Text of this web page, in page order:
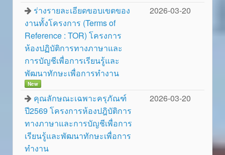
ร่างรายละเอียดขอบเขตของ
งานทั้งโครงการ (Terms of
Reference : TOR) โครงการ
ห้องปฏิบัติการทางภาษาและ
การบัญชีเพื่อการเรียนรู้และ
พัฒนาทักษะเพื่อการทำงาน
New
2026-03-20
คุณลักษณะเฉพาะครุภัณฑ์
ปี2569 โครงการห้องปฎิบัติการ
ทางภาษาและการบัญชีเพื่อการ
เรียนรู้และพัฒนาทักษะเพื่อการ
ทำงาน
2026-03-20